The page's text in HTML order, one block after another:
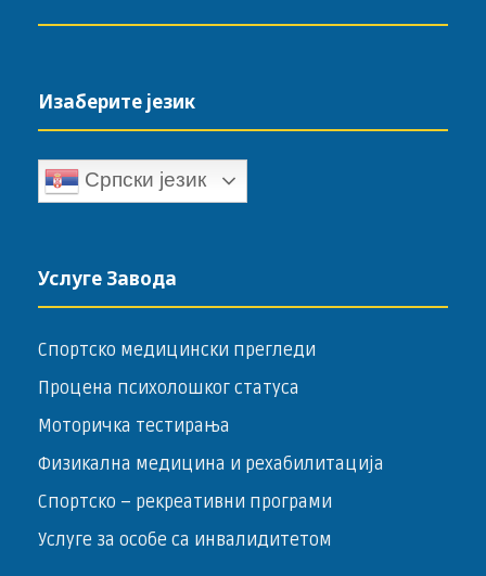
Изаберите језик
Српски језик
Услуге Завода
Спортско медицински прегледи
Процена психолошког статуса
Моторичка тестирања
Физикална медицина и рехабилитација
Спортско – ­рекреативни програми
Услуге за особе са инвалидитетом